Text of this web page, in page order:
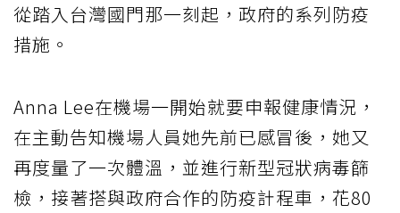
從踏入台灣國門那一刻起，政府的系列防疫
措施。
Anna Lee在機場一開始就要申報健康情況，
在主動告知機場人員她先前已感冒後，她又
再度量了一次體溫，並進行新型冠狀病毒篩
檢，接著搭與政府合作的防疫計程車，花80